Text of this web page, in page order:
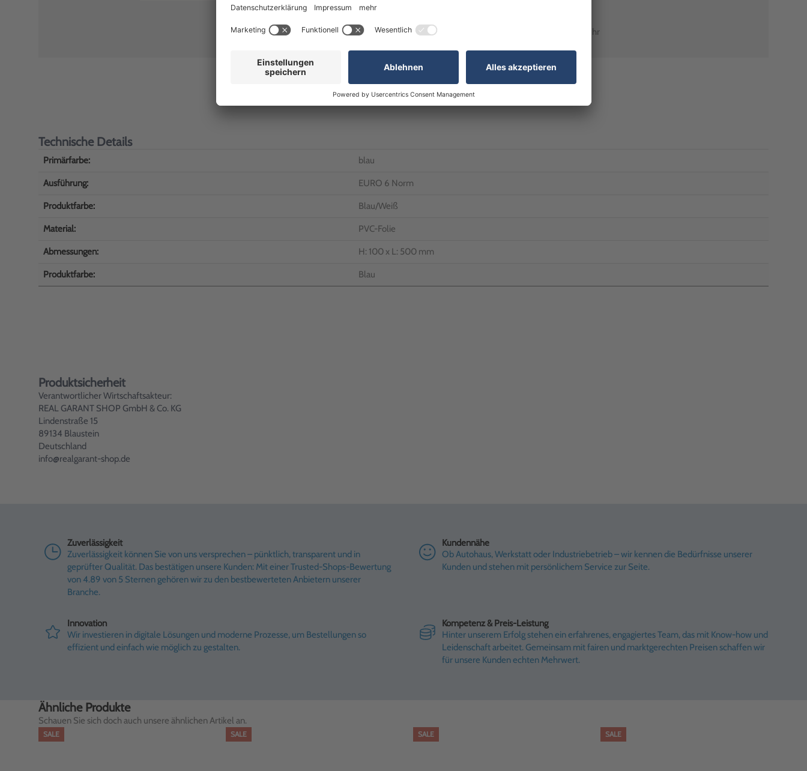
Montag bis Freitag: 8:00 Uhr – 18:00 Uhr
Technische Details
Primärfarbe: blau
Ausführung: EURO 6 Norm
Produktfarbe: Blau/Weiß
Material: PVC-Folie
Abmessungen: H: 100 x L: 500 mm
Produktfarbe: Blau
Produktsicherheit
Verantwortlicher Wirtschaftsakteur:
REAL GARANT SHOP GmbH & Co. KG
Lindenstraße 15
89134 Blaustein
Deutschland
info@realgarant-shop.de
Zuverlässigkeit
Zuverlässigkeit können Sie von uns versprechen – pünktlich, transparent und in
geprüfter Qualität. Das bestätigen unsere Kunden: Mit einer Trusted-Shops-Bewertung
von 4.89 von 5 Sternen gehören wir zu den bestbewerteten Anbietern unserer
Branche.
Kundennähe
Ob Autohaus, Werkstatt oder Industriebetrieb – wir kennen die Bedürfnisse unserer
Kunden und stehen mit persönlichem Service zur Seite.
Innovation
Wir investieren in digitale Lösungen und moderne Prozesse, um Bestellungen so
effizient und einfach wie möglich zu gestalten.
Kompetenz & Preis-Leistung
Hinter unserem Erfolg stehen ein erfahrenes, engagiertes Team, das mit Know-how und
Leidenschaft arbeitet. Gemeinsam mit fairen und marktgerechten Preisen schaffen wir
für unsere Kunden echten Mehrwert.
Ähnliche Produkte
Schauen Sie sich doch auch unsere ähnlichen Artikel an.
SALE SALE SALE SALE